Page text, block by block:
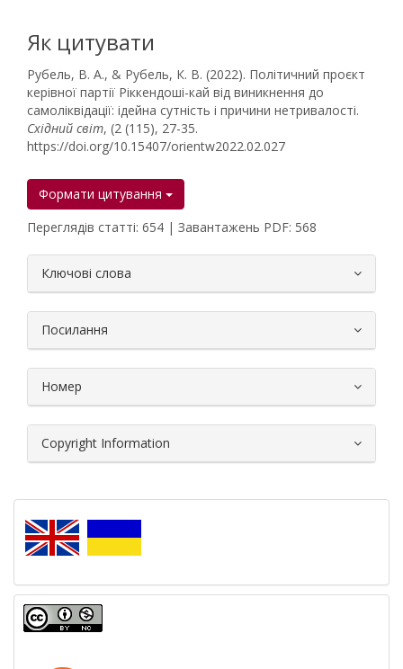
Як цитувати
Рубель, В. А., & Рубель, К. В. (2022). Політичний проєкт
керівної партії Ріккендоші-кай від виникнення до
самоліквідації: ідейна сутність і причини нетривалості.
Східний світ, (2 (115), 27-35.
https://doi.org/10.15407/orientw2022.02.027
Формати цитування
Переглядів статті: 654 | Завантажень PDF: 568
Ключові слова
Посилання
Номер
Copyright Information